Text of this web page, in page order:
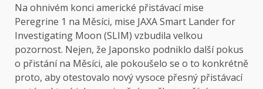
Na ohnivém konci americké přistávací mise
Peregrine 1 na Měsíci, mise JAXA Smart Lander for
Investigating Moon (SLIM) vzbudila velkou
pozornost. Nejen, že Japonsko podniklo další pokus
o přistání na Měsíci, ale pokoušelo se o to konkrétně
proto, aby otestovalo nový vysoce přesný přistávací